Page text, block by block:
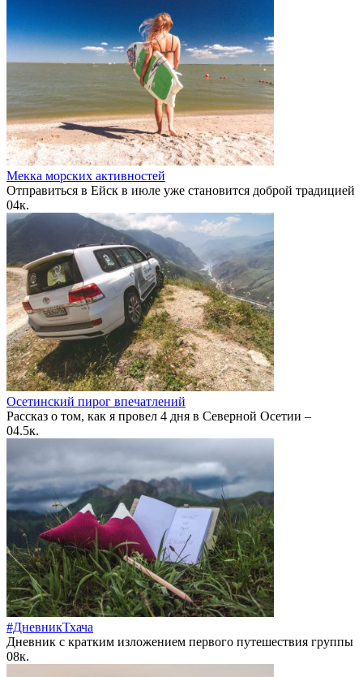
Мекка морских активностей
Отправиться в Ейск в июле уже становится доброй традицией
04к.
Осетинский пирог впечатлений
Рассказ о том, как я провел 4 дня в Северной Осетии –
04.5к.
#ДневникТхача
Дневник с кратким изложением первого путешествия группы
08к.